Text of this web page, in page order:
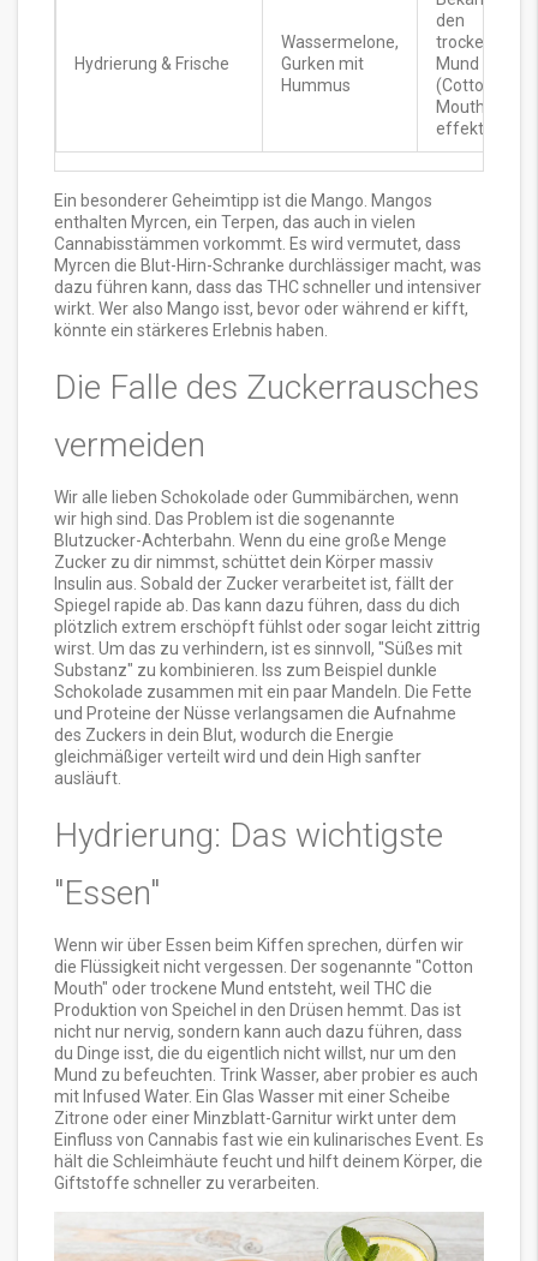
Hydrierung & Frische
Wassermelone,
Gurken mit
Hummus
den
trockenen
Mund
(Cotton
Mouth)
effektiv.
Ein besonderer Geheimtipp ist die Mango. Mangos
enthalten Myrcen, ein Terpen, das auch in vielen
Cannabisstämmen vorkommt. Es wird vermutet, dass
Myrcen die Blut-Hirn-Schranke durchlässiger macht, was
dazu führen kann, dass das THC schneller und intensiver
wirkt. Wer also Mango isst, bevor oder während er kifft,
könnte ein stärkeres Erlebnis haben.
Die Falle des Zuckerrausches
vermeiden
Wir alle lieben Schokolade oder Gummibärchen, wenn
wir high sind. Das Problem ist die sogenannte
Blutzucker-Achterbahn. Wenn du eine große Menge
Zucker zu dir nimmst, schüttet dein Körper massiv
Insulin aus. Sobald der Zucker verarbeitet ist, fällt der
Spiegel rapide ab. Das kann dazu führen, dass du dich
plötzlich extrem erschöpft fühlst oder sogar leicht zittrig
wirst. Um das zu verhindern, ist es sinnvoll, "Süßes mit
Substanz" zu kombinieren. Iss zum Beispiel dunkle
Schokolade zusammen mit ein paar Mandeln. Die Fette
und Proteine der Nüsse verlangsamen die Aufnahme
des Zuckers in dein Blut, wodurch die Energie
gleichmäßiger verteilt wird und dein High sanfter
ausläuft.
Hydrierung: Das wichtigste
"Essen"
Wenn wir über Essen beim Kiffen sprechen, dürfen wir
die Flüssigkeit nicht vergessen. Der sogenannte "Cotton
Mouth" oder trockene Mund entsteht, weil THC die
Produktion von Speichel in den Drüsen hemmt. Das ist
nicht nur nervig, sondern kann auch dazu führen, dass
du Dinge isst, die du eigentlich nicht willst, nur um den
Mund zu befeuchten. Trink Wasser, aber probier es auch
mit Infused Water. Ein Glas Wasser mit einer Scheibe
Zitrone oder einer Minzblatt-Garnitur wirkt unter dem
Einfluss von Cannabis fast wie ein kulinarisches Event. Es
hält die Schleimhäute feucht und hilft deinem Körper, die
Giftstoffe schneller zu verarbeiten.